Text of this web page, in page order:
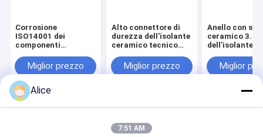
Corrosione
ISO14001 dei
componenti
batteria anti della
porcellana ceramica
dell'allumina
Miglior prezzo
Alto connettore di
durezza dell'isolante
ceramico tecnico
dell'allumina per la
batteria
Miglior prezzo
Anello con
ceramico
dell'isolante
alluminio
la batteria di
Miglior
Casa Circa noi Contattaci
Desktop Site
Mappa del sito
Privacy Policy
Alice
7:51 AM